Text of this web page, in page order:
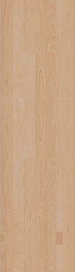
Wakaf
& TK Islam
bersama Yayasan
Jonggol sedang merintis
Rumah Qur’an dan
(TKIT) An Najjah
Taklim di Jonggol,...